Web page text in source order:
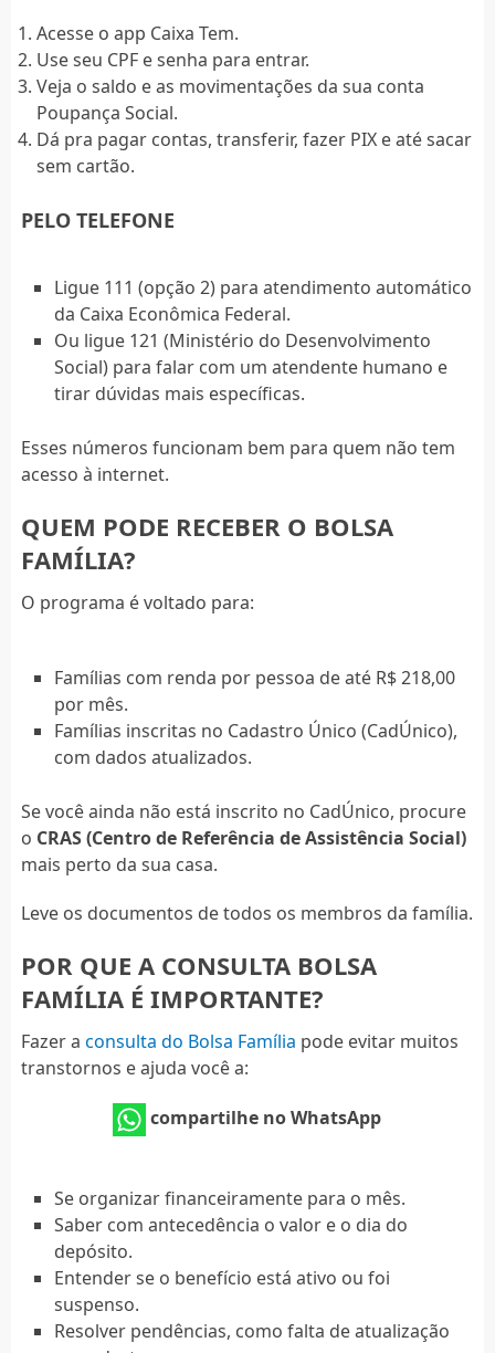
Acesse o app Caixa Tem.
Use seu CPF e senha para entrar.
Veja o saldo e as movimentações da sua conta
Poupança Social.
Dá pra pagar contas, transferir, fazer PIX e até sacar
sem cartão.
PELO TELEFONE
Ligue 111 (opção 2) para atendimento automático
da Caixa Econômica Federal.
Ou ligue 121 (Ministério do Desenvolvimento
Social) para falar com um atendente humano e
tirar dúvidas mais específicas.
Esses números funcionam bem para quem não tem
acesso à internet.
QUEM PODE RECEBER O BOLSA
FAMÍLIA?
O programa é voltado para:
Famílias com renda por pessoa de até R$ 218,00
por mês.
Famílias inscritas no Cadastro Único (CadÚnico),
com dados atualizados.
Se você ainda não está inscrito no CadÚnico, procure
o CRAS (Centro de Referência de Assistência Social)
mais perto da sua casa.
Leve os documentos de todos os membros da família.
POR QUE A CONSULTA BOLSA
FAMÍLIA É IMPORTANTE?
Fazer a consulta do Bolsa Família pode evitar muitos
transtornos e ajuda você a:
compartilhe no WhatsApp
Se organizar financeiramente para o mês.
Saber com antecedência o valor e o dia do
depósito.
Entender se o benefício está ativo ou foi
suspenso.
Resolver pendências, como falta de atualização